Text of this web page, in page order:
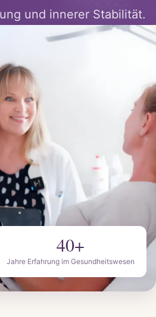
und innerer Stabilität.
40+
Jahre Erfahrung im Gesundheitswesen